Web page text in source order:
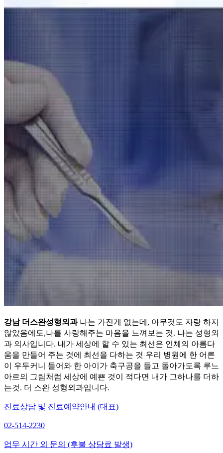
강남 더스완성형외과 나는 가진게 없는데, 아무것도 자랑 하지
않았음에도,나를 사랑해주는 마음을 느껴보는 것. 나는 성형외
과 의사입니다. 내가 세상에 할 수 있는 최선은 인체의 아름다
움을 만들어 주는 것에 최선을 다하는 것 우리 병원에 한 어른
이 우두커니 들어와 한 아이가 축구공을 들고 돌아가도록 루느
아르의 그림처럼 세상에 예쁜 것이 적다면 내가 그하나를 더하
는것. 더 스완 성형외과입니다.
진료상담 및 진료예약안내 (대표)
02-514-2230
업무 시간 외 문의 (후불 상담료 발생)